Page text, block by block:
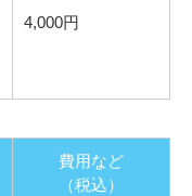
4,000円
費用など
（税込）